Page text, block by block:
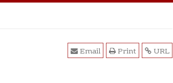
URL
Print
Email